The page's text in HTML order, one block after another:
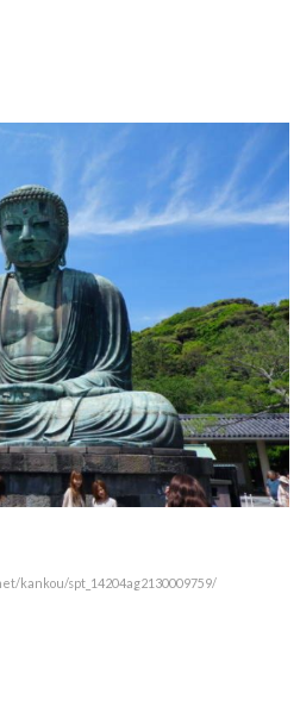
kankou/spt_14204ag2130009759/